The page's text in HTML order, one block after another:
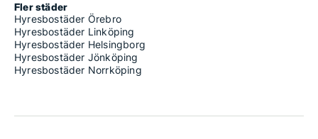
Fler städer
Hyresbostäder Örebro
Hyresbostäder Linköping
Hyresbostäder Helsingborg
Hyresbostäder Jönköping
Hyresbostäder Norrköping